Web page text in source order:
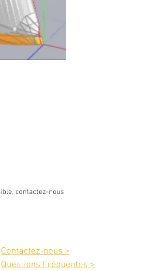
contactez-nous
Contactez-nous >
Questions Fréquentes >